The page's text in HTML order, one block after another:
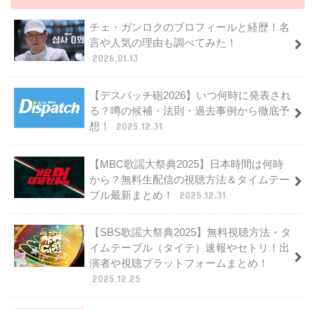
チェ・ガンロクのプロフィールと経歴！名
言や人気の理由も調べてみた！
2026.01.13
【デスパッチ砲2026】いつ何時に発表され
る？噂の候補・法則・過去事例から徹底予
想！
2025.12.31
【MBC歌謡大祭典2025】日本時間は何時
から？無料生配信の視聴方法＆タイムテー
ブル最新まとめ！
2025.12.31
【SBS歌謡大祭典2025】無料視聴方法・タ
イムテーブル（タイテ）速報やセトリ！出
演者や視聴プラットフォームまとめ！
2025.12.25